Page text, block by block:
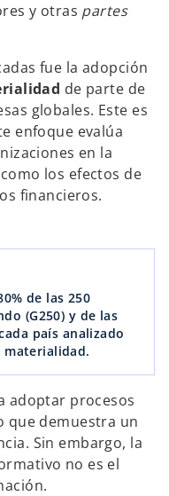
y otras partes
fue la adopción
de parte de
globales. Este es
enfoque evalúa
en la
los efectos de
financieros.
de las 250
(G250) y de las
país analizado
materialidad.
adoptar procesos
que demuestra un
Sin embargo, la
no es el